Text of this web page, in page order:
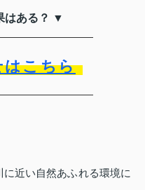
はある？ ▼
はこちら
近い自然あふれる環境に